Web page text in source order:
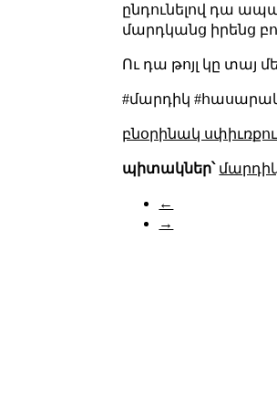
ընդունելով դա
մարդկանց իրենց
Ու դա թոյլ կը տայ
#մարդիկ
բնօրինակ
պիտակներ՝
←
→